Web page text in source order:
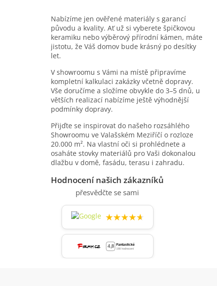
Nabízíme jen ověřené materiály s garancí
původu a kvality. Ať už si vyberete špičkovou
keramiku nebo výběrový přírodní kámen, máte
jistotu, že Váš domov bude krásný po desítky
let.
V showroomu s Vámi na místě připravíme
kompletní kalkulaci zakázky včetně dopravy.
Vše doručíme a složíme obvykle do 3–5 dnů, u
větších realizací nabízíme ještě výhodnější
podmínky dopravy.
Přijďte se inspirovat do našeho rozsáhlého
Showroomu ve Valašském Meziříčí o rozloze
20.000 m². Na vlastní oči si prohlédnete a
osaháte stovky materiálů pro Vaši dokonalou
dlažbu v domě, fasádu, terasu i zahradu.
Hodnocení našich zákazníků
přesvědčte se sami
★★★★★